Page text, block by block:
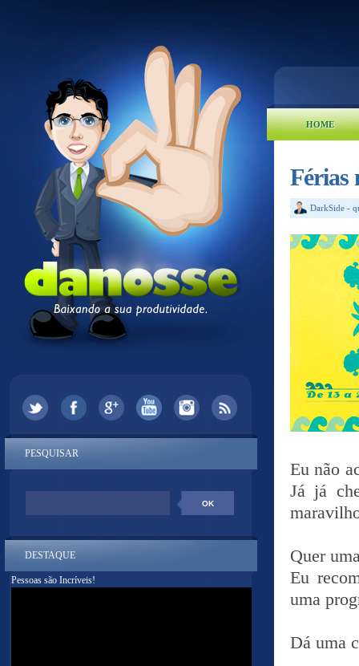
HOME
Férias
DarkSide -
Eu não
Já já
Quer
Eu
uma
Dá uma
PESQUISAR
DESTAQUE
Pessoas são Incríveis!